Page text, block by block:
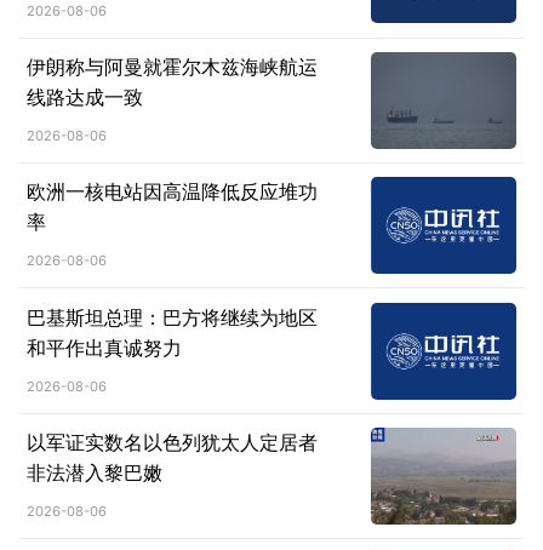
2026-08-06
伊朗称与阿曼就霍尔木兹海峡航运
线路达成一致
2026-08-06
欧洲一核电站因高温降低反应堆功
率
2026-08-06
巴基斯坦总理：巴方将继续为地区
和平作出真诚努力
2026-08-06
以军证实数名以色列犹太人定居者
非法潜入黎巴嫩
2026-08-06